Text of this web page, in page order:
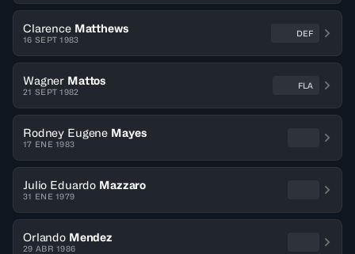
Clarence Matthews
16 SEPT 1983
DEF
Wagner Mattos
21 SEPT 1982
FLA
Rodney Eugene Mayes
17 ENE 1983
Julio Eduardo Mazzaro
31 ENE 1979
Orlando Mendez
29 ABR 1986